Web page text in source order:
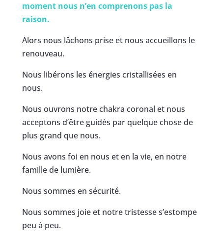
moment nous n’en comprenons pas la
raison.
Alors nous lâchons prise et nous accueillons le
renouveau.
Nous libérons les énergies cristallisées en
nous.
Nous ouvrons notre chakra coronal et nous
acceptons d’être guidés par quelque chose de
plus grand que nous.
Nous avons foi en nous et en la vie, en notre
famille de lumière.
Nous sommes en sécurité.
Nous sommes joie et notre tristesse s’estompe
peu à peu.